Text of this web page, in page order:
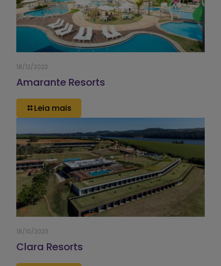
18/12/2023
Amarante Resorts
Leia mais
18/10/2023
Clara Resorts